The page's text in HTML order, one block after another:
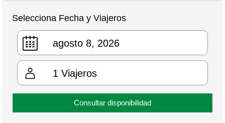
Selecciona Fecha y Viajeros
1 Viajeros
Consultar disponibilidad